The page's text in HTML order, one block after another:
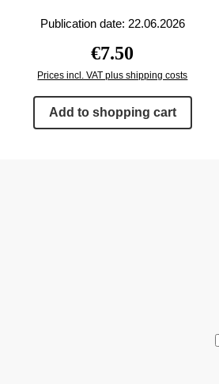
Publication date: 22.06.2026
Regular price:
€7.50
Prices incl. VAT plus shipping costs
Add to shopping cart